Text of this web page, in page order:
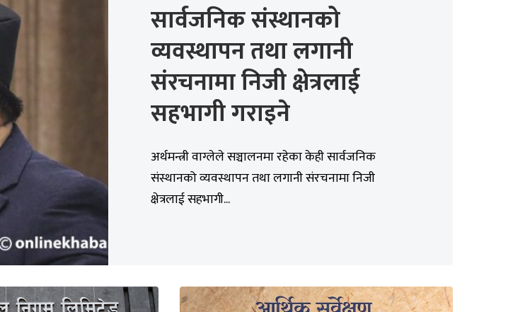
सार्वजनिक संस्थानको
व्यवस्थापन तथा लगानी
संरचनामा निजी क्षेत्रलाई
सहभागी गराइने
अर्थमन्त्री वाग्लेले सञ्चालनमा रहेका केही सार्वजनिक
संस्थानको व्यवस्थापन तथा लगानी संरचनामा निजी
क्षेत्रलाई सहभागी...